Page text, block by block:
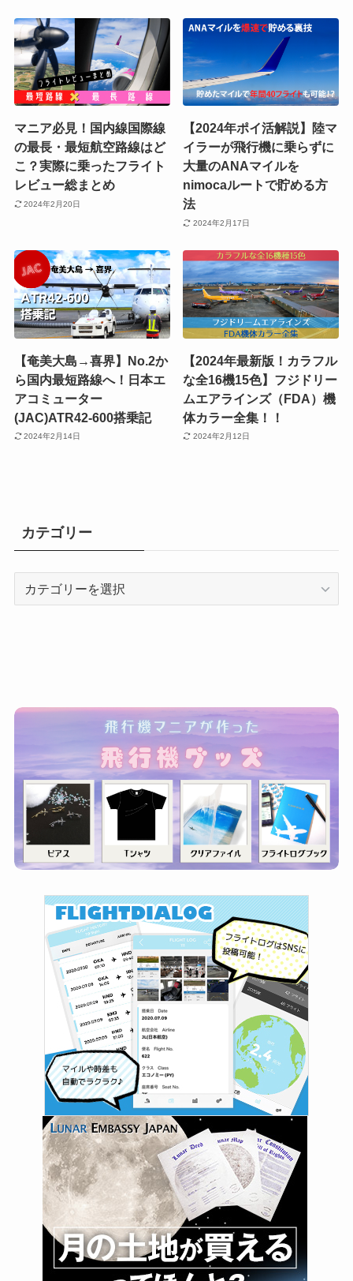
マニア必見！国内線国際線
の最長・最短航空路線はど
こ？実際に乗ったフライト
レビュー総まとめ
2024年2月20日
【2024年ポイ活解説】陸マ
イラーが飛行機に乗らずに
大量のANAマイルを
nimocaルートで貯める方
法
2024年2月17日
【奄美大島→喜界】No.2か
ら国内最短路線へ！日本エ
アコミューター
(JAC)ATR42-600搭乗記
2024年2月14日
【2024年最新版！カラフル
な全16機15色】フジドリー
ムエアラインズ（FDA）機
体カラー全集！！
2024年2月12日
カテゴリー